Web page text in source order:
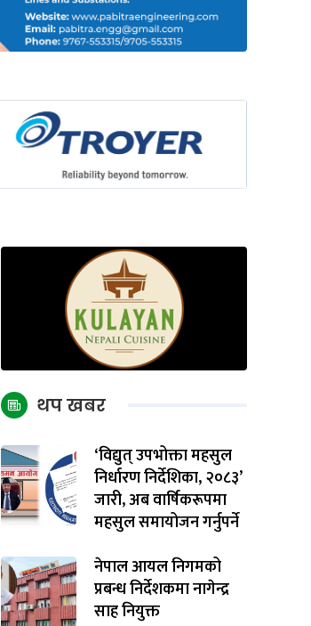
थप खबर
‘विद्युत् उपभोक्ता महसुल
निर्धारण निर्देशिका, २०८३’
जारी, अब वार्षिकरूपमा
महसुल समायोजन गर्नुपर्ने
नेपाल आयल निगमको
प्रबन्ध निर्देशकमा नागेन्द्र
साह नियुक्त